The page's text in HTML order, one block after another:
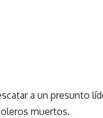
a un presunto
muertos.